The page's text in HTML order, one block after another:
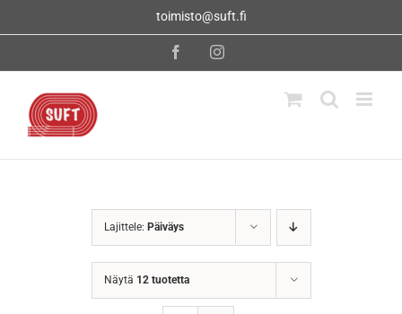
toimisto@suft.fi
FacebookInstagram
Lajittele: Päiväys
Näytä 12 tuotetta